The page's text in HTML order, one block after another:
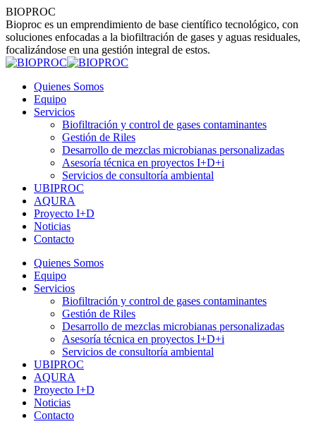
Skip
to
content
BIOPROC
Bioproc es un emprendimiento de base científico tecnológico, con
soluciones enfocadas a la biofiltración de gases y aguas residuales,
focalizándose en una gestión integral de estos.
Quienes Somos
Equipo
Servicios
Biofiltración y control de gases contaminantes
Gestión de Riles
Desarrollo de mezclas microbianas personalizadas
Asesoría técnica en proyectos I+D+i
Servicios de consultoría ambiental
UBIPROC
AQURA
Proyecto I+D
Noticias
Contacto
Linkedin
page
opens
Instagram
page
opens
Quienes Somos
Equipo
Servicios
Biofiltración y control de gases contaminantes
Gestión de Riles
Desarrollo de mezclas microbianas personalizadas
Asesoría técnica en proyectos I+D+i
Servicios de consultoría ambiental
UBIPROC
AQURA
Proyecto I+D
Noticias
Contacto